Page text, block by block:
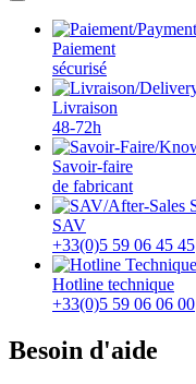
Paiement
sécurisé
Livraison
48-72h
Savoir-faire
de fabricant
SAV
+33(0)5 59 06 45 45
Hotline technique
+33(0)5 59 06 06 00
Besoin d'aide